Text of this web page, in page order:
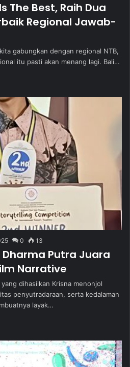
The Best, Raih Dua
Regional Jawab-
gabungkan dengan regional NTB,
itu pasti akan menang lagi. Bali…
0 13
Dharma Putra Juara
Narrative
dihasilkan Krisna menonjol
penyutradaraan, serta kedalaman
layak…